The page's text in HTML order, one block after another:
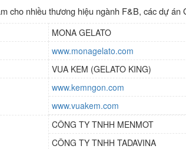
cho nhiều thương hiệu ngành F&B, các dự
MONA GELATO
www.monagelato.com
VUA KEM (GELATO KING)
www.kemngon.com
www.vuakem.com
CÔNG TY TNHH MENMOT
CÔNG TY TNHH TADAVINA